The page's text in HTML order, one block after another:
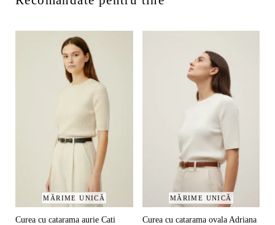
MĂRIME UNICĂ
Curea cu catarama aurie Cati
MĂRIME UNICĂ
Curea cu catarama ovala Adriana